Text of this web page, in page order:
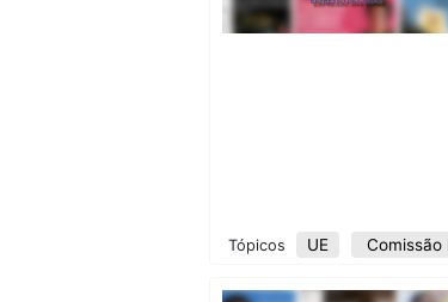
Tópicos UE Comissão